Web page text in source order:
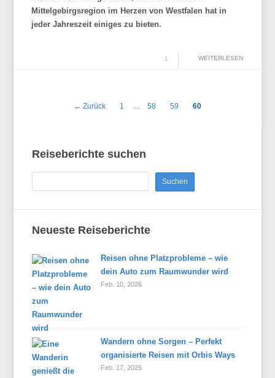
Mittelgebirgsregion im Herzen von Westfalen hat in
jeder Jahreszeit einiges zu bieten.
WEITERLESEN
1
← Zurück 1 … 58 59 60
Reiseberichte suchen
Neueste Reiseberichte
Reisen ohne Platzprobleme – wie
dein Auto zum Raumwunder wird
Feb. 10, 2026
Wandern ohne Sorgen – Perfekt
organisierte Reisen mit Orbis Ways
Feb. 17, 2025